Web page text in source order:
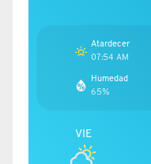
Atardecer
07:54 AM
Humedad
65%
VIE